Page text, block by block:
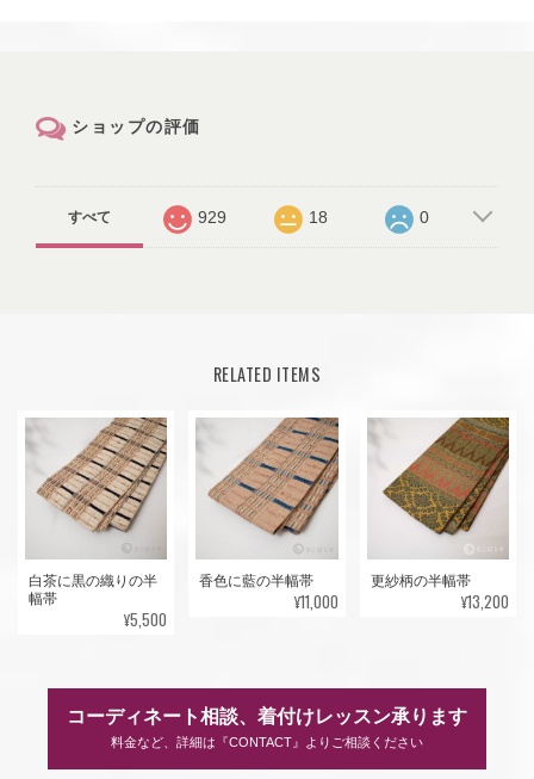
ショップの評価
すべて 929 18 0
RELATED ITEMS
白茶に黒の織りの半
幅帯
¥5,500
香色に藍の半幅帯
¥11,000
更紗柄の半幅帯
¥13,200
コーディネート相談、着付けレッスン承ります
料金など、詳細は『CONTACT』よりご相談ください